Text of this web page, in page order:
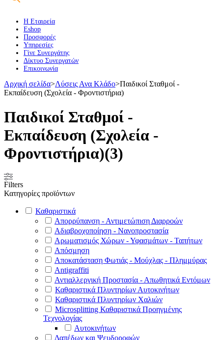
Η Εταιρεία
Eshop
Προσφορές
Υπηρεσίες
Γίνε Συνεργάτης
Δίκτυο Συνεργατών
Επικοινωνία
Αρχική σελίδα>Λύσεις Ανα Κλάδο>Παιδικοί Σταθμοί -
Εκπαίδευση (Σχολεία - Φροντιστήρια)
Παιδικοί Σταθμοί -
Εκπαίδευση (Σχολεία -
Φροντιστήρια)(3)
Filters
Κατηγορίες προϊόντων
Καθαριστικά
Απορρύπανση - Αντιμετώπιση Διαρροών
Αδιαβροχοποίηση - Νανοπροστασία
Αρωματισμός Χώρων - Υφασμάτων - Ταπήτων
Απόσμηση
Αποκατάσταση Φωτιάς - Μούχλας - Πλημμύρας
Antigraffiti
Αντιαλλεργική Προστασία - Απωθητικά Εντόμων
Καθαριστικά Πλυντηρίων Αυτοκινήτων
Καθαριστικά Πλυντηρίων Χαλιών
Microsplitting Καθαριστικά Προηγμένης
Τεχνολογίας
Αυτοκινήτων
Δαπέδων και Ψευδοροφών